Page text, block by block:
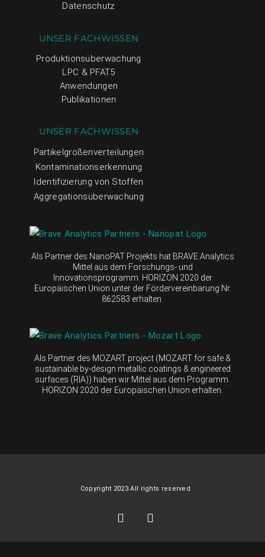
Datenschutz
UNSER FACHWISSEN
Produktionsüberwachung
LPC & PFAT5
Anwendungen
Publikationen
UNSER FACHWISSEN
Partikelgrößenverteilungen
Kontaminationserkennung
Identifizierung von Stoffen
Aggregationsüberwachung
Als Partner des NanoPAT Projekts hat BRAVE Analytics
Mittel aus dem Forschungs- und
Innovationsprogramm HORIZON 2020 der
Europäischen Union unter der Fördervereinbarung Nr.
862583 erhalten.
Als Partner des MOZART project (MOZART for safe &
sustainable by-design metallic coatings & engineered
surfaces (RIA)) haben wir Mittel aus dem Programm
HORIZON 2020 der Europäischen Union erhalten.
Copyright 2023 All rights reserved